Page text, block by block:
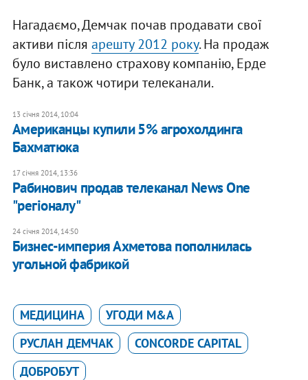
Нагадаємо, Демчак почав продавати свої
активи після арешту 2012 року. На продаж
було виставлено страхову компанію, Ерде
Банк, а також чотири телеканали.
13 січня 2014, 10:04
Американцы купили 5% агрохолдинга
Бахматюка
17 січня 2014, 13:36
Рабинович продав телеканал News One
"регіоналу"
24 січня 2014, 14:50
Бизнес-империя Ахметова пополнилась
угольной фабрикой
МЕДИЦИНА
УГОДИ M&A
РУСЛАН ДЕМЧАК
CONCORDE CAPITAL
ДОБРОБУТ